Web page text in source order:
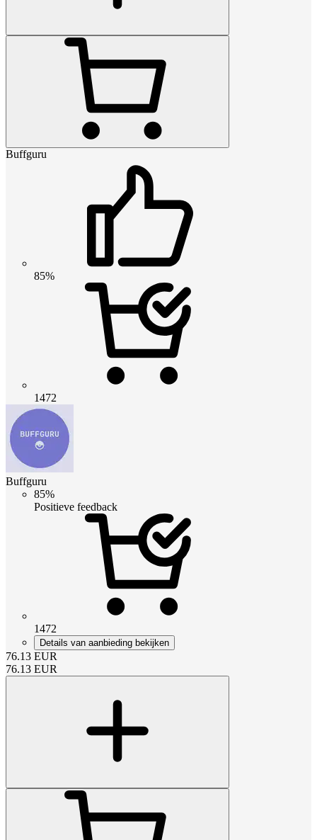
Buffguru
85%
1472
Buffguru
85%
Positieve feedback
1472
Details van aanbieding bekijken
76.13 EUR
76.13 EUR